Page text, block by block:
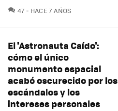
47COMENTARIOS
HACE 7 AÑOS
El 'Astronauta Caído':
cómo el único
monumento espacial
acabó oscurecido por los
escándalos y los
intereses personales